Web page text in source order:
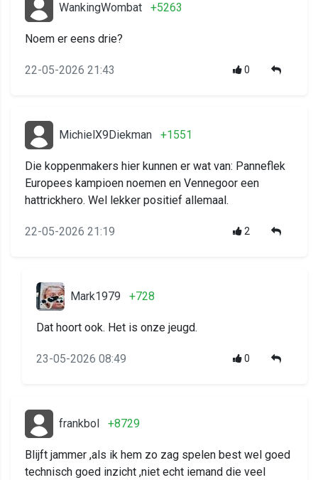
WankingWombat +5263
Noem er eens drie?
22-05-2026 21:43 0
MichielX9Diekman +1551
Die koppenmakers hier kunnen er wat van: Panneflek
Europees kampioen noemen en Vennegoor een
hattrickhero. Wel lekker positief allemaal.
22-05-2026 21:19 2
Mark1979 +728
Dat hoort ook. Het is onze jeugd.
23-05-2026 08:49 0
frankbol +8729
Blijft jammer ,als ik hem zo zag spelen best wel goed
technisch goed inzicht ,niet echt iemand die veel